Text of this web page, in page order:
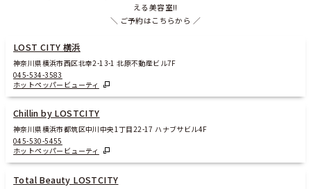
える美容室!!
＼ ご予約はこちらから ／
LOST CITY 横浜
神奈川県横浜市西区北幸2-13-1 北原不動産ビル7F
045-534-3583
ホットペッパービューティ
Chillin by LOSTCITY
神奈川県横浜市都筑区中川中央1丁目22-17 ハナブサビル4F
045-530-5455
ホットペッパービューティ
Total Beauty LOSTCITY